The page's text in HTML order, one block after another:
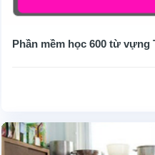
Phần mềm học 600 từ vựng